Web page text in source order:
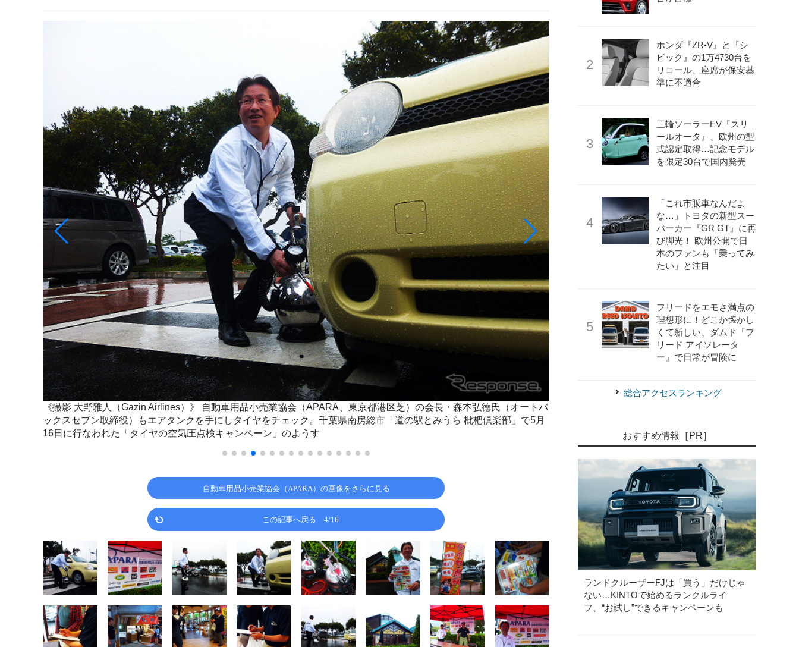
《撮影 大野雅人（Gazin Airlines）》
自動車用品小売業協会（APARA、東京都港区芝）の会長・森本弘徳氏（オートバ
ックスセブン取締役）もエアタンクを手にしタイヤをチェック。千葉県南房総市「道の駅とみうら 枇杷倶楽部」で5月
16日に行なわれた「タイヤの空気圧点検キャンペーン」のようす
16日に行なわれた「タイヤの空気圧点検キャンペーン」
自動車用品小売業協会（APARA）の画像をさらに見る
この記事へ戻る 4/16
ホンダ『ZR-V』と『シ
ビック』の1万4730台を
リコール、座席が保安基
準に不適合
三輪ソーラーEV『スリ
ールオータ』、欧州の型
式認定取得…記念モデル
を限定30台で国内発売
「これ市販車なんだよ
な…」トヨタの新型スー
パーカー『GR GT』に再
び脚光！ 欧州公開で日
本のファンも「乗ってみ
たい」と注目
フリードをエモさ満点の
理想形に！どこか懐かし
くて新しい、ダムド『フ
リード アイソレータ
ー』で日常が冒険に
総合アクセスランキング
おすすめ情報［PR］
ランドクルーザーFJは「買う」だけじゃ
ない…KINTOで始めるランクルライ
フ、“お試し”できるキャンペーンも